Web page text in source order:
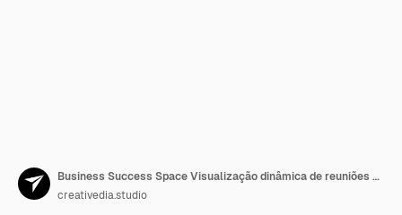
Business Success Space Visualização dinâmica de reuniões e planejamento
creativedia.studio